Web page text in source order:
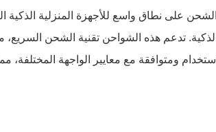
على نطاق واسع للأجهزة المنزلية الذكية
ومتوافقة مع معايير الواجهة المختلفة،